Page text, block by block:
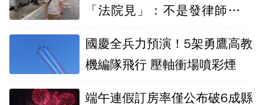
「法院見」：不是發律師函就
國慶全兵力預演！5架勇鷹高教
機編隊飛行 壓軸衝場噴彩煙
端午連假訂房率僅公布破6成縣